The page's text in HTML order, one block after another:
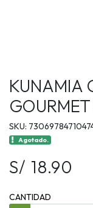
KUNAMIA
SKU:
Agotado.
S/ 18.90
CANTIDAD